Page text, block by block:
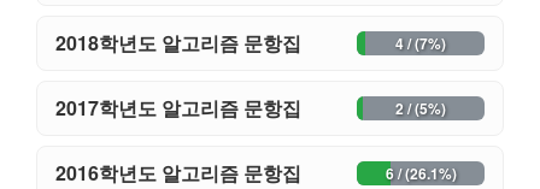
2018학년도 알고리즘 문항집 4 / (7%)
2017학년도 알고리즘 문항집 2 / (5%)
2016학년도 알고리즘 문항집 6 / (26.1%)